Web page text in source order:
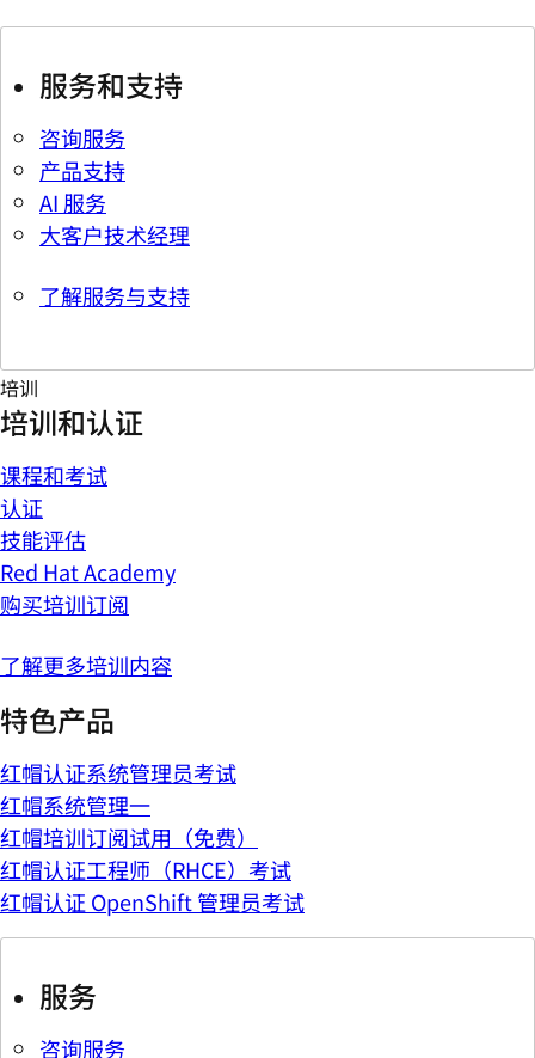
服务和支持
咨询服务
产品支持
AI 服务
大客户技术经理
了解服务与支持
培训
培训和认证
课程和考试
认证
技能评估
Red Hat Academy
购买培训订阅
了解更多培训内容
特色产品
红帽认证系统管理员考试
红帽系统管理一
红帽培训订阅试用（免费）
红帽认证工程师（RHCE）考试
红帽认证 OpenShift 管理员考试
服务
咨询服务